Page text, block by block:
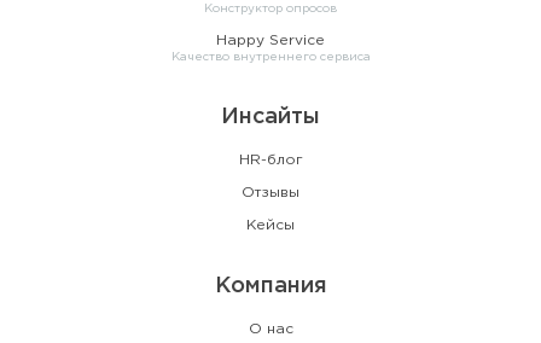
Конструктор опросов
Happy Service
Качество внутреннего сервиса
Инсайты
HR-блог
Отзывы
Кейсы
Компания
О нас